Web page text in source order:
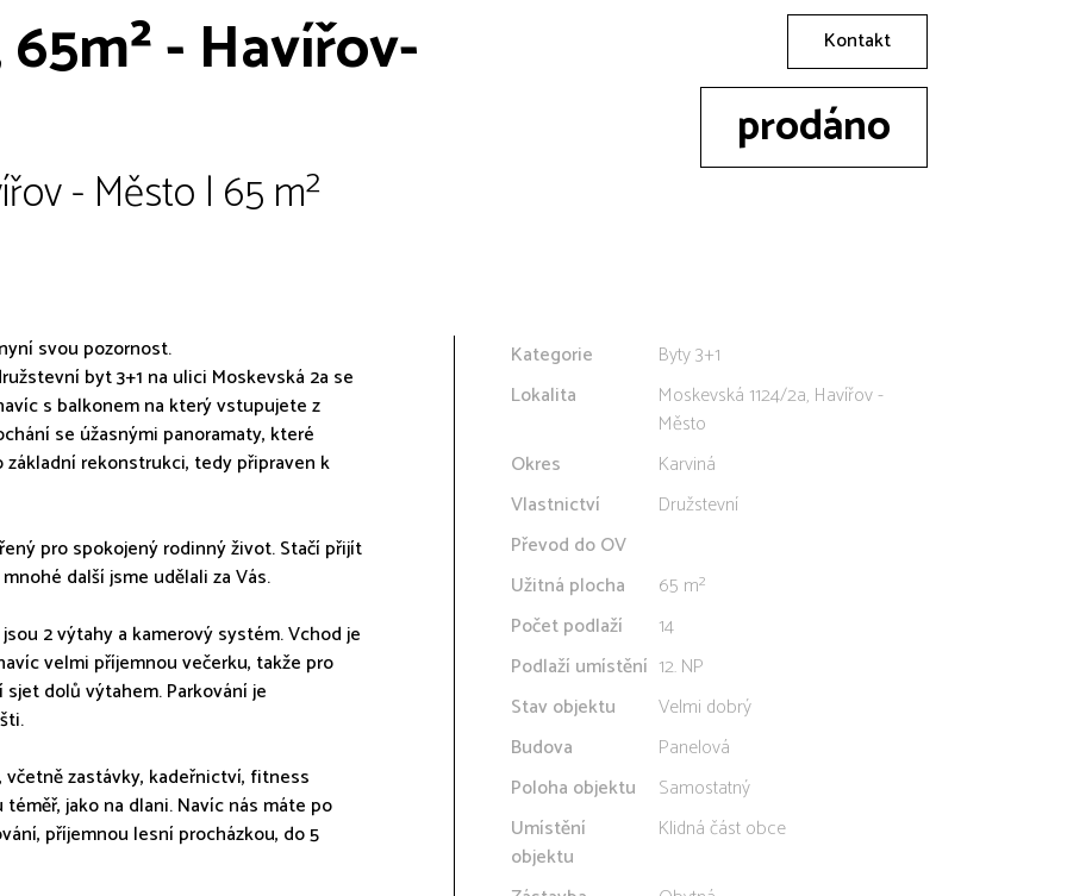
- Havířov-
- Město | 65 m²
Kontakt
prodáno
svou pozornost.
byt 3+1 na ulici Moskevská 2a se
s balkonem na který vstupujete z
se úžasnými panoramaty, které
rekonstrukci, tedy připraven k
pro spokojený rodinný život. Stačí přijít
další jsme udělali za Vás.
2 výtahy a kamerový systém. Vchod je
velmi příjemnou večerku, takže pro
dolů výtahem. Parkování je
zastávky, kadeřnictví, fitness
jako na dlani. Navíc nás máte po
příjemnou lesní procházkou, do 5
Kategorie
Byty 3+1
Lokalita
Moskevská 1124/2a, Havířov -
Město
Okres
Karviná
Vlastnictví
Družstevní
Převod do OV
Užitná plocha
65 m²
Počet podlaží
14
Podlaží umístění 12. NP
Stav objektu
Velmi dobrý
Budova
Panelová
Poloha objektu
Samostatný
Umístění
objektu
Klidná část obce